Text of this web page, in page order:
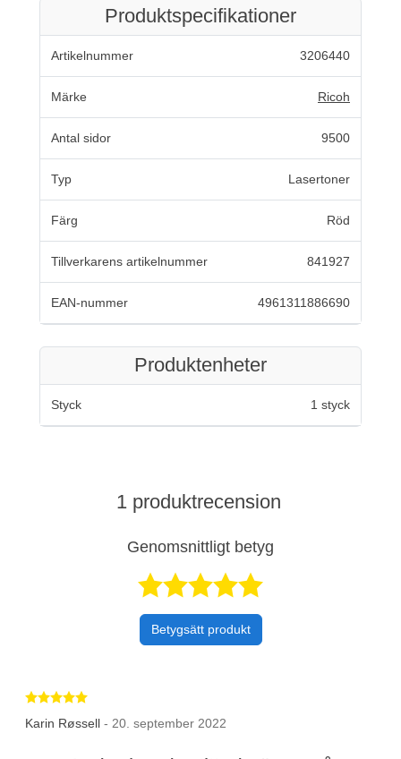
Produktspecifikationer
Artikelnummer 3206440
Märke Ricoh
Antal sidor 9500
Typ Lasertoner
Färg Röd
Tillverkarens artikelnummer 841927
EAN-nummer 4961311886690
Produktenheter
Styck 1 styck
1 produktrecension
Genomsnittligt betyg
Betygsatt 5 av
Betygsätt produkt
Betygsatt 5 av 5 stjärnor
Karin Røssell - 20. september 2022